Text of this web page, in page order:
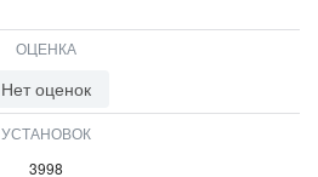
ВХОД
ВХОД
ОЦЕНКА
Нет оценок
УСТАНОВОК
3998